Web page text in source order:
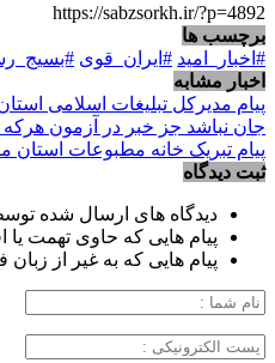
https://sabzsorkh.ir/?p=4892
برچسب ها
#اخبار_امید #ایران_قوی
اخبار مشابه
پیام مدیرکل تبلیغات اسلامی
جان نباشد جز خبر در آزمون
پیام تبریک خانه مطبوعات استان
ثبت دیدگاه
دیدگاه های ارسال شده
پیام هایی که حاوی تهمت یا
پیام هایی که به غیر از